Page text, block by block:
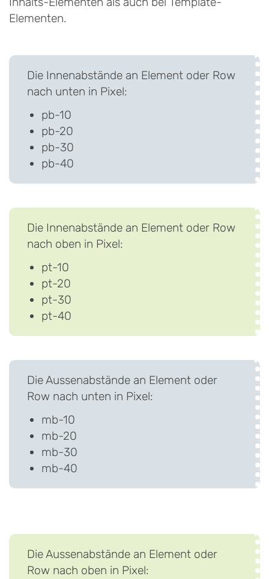
Elementen.
Die Innenabstände an Element oder Row
nach unten in Pixel:
pb-10
pb-20
pb-30
pb-40
Die Innenabstände an Element oder Row
nach oben in Pixel:
pt-10
pt-20
pt-30
pt-40
Die Aussenabstände an Element oder
Row nach unten in Pixel:
mb-10
mb-20
mb-30
mb-40
Die Aussenabstände an Element oder
Row nach oben in Pixel: